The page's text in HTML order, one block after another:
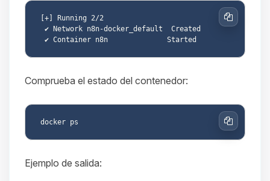
[+] Running 2/2
Copiar
Comprueba el estado del contenedor:
Copiar
Ejemplo de salida: